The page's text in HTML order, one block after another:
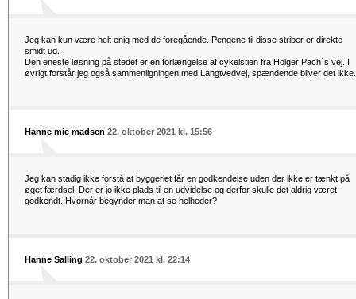
Jeg kan kun være helt enig med de foregående. Pengene til disse striber er direkte
smidt ud.
Den eneste løsning på stedet er en forlængelse af cykelstien fra Holger Pach´s vej. I
øvrigt forstår jeg også sammenligningen med Langtvedvej, spændende bliver det ikke.
Hanne mie madsen 22. oktober 2021 kl. 15:56
Jeg kan stadig ikke forstå at byggeriet får en godkendelse uden der ikke er tænkt på
øget færdsel. Der er jo ikke plads til en udvidelse og derfor skulle det aldrig været
godkendt. Hvornår begynder man at se helheder?
Hanne Salling 22. oktober 2021 kl. 22:14